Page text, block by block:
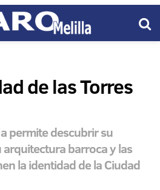
de las Torres
permite descubrir su
barroca y las
la identidad de la Ciudad